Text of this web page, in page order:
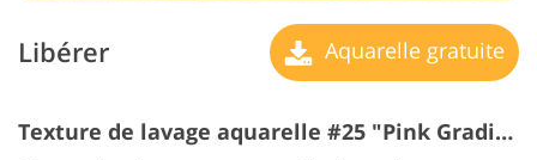
Libérer Aquarelle gratuite
Texture de lavage aquarelle #25 "Pink Gradient"